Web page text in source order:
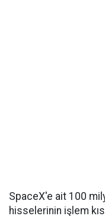
SpaceX'e ait 100
hisselerinin işlem